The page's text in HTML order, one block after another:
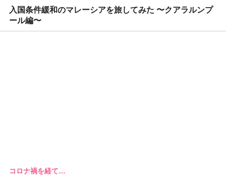
入国条件緩和のマレーシアを旅してみた 〜クアラルンプ
ール編〜
コロナ禍を経て…